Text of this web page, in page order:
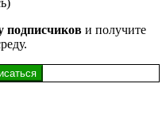
подписчиков и получите